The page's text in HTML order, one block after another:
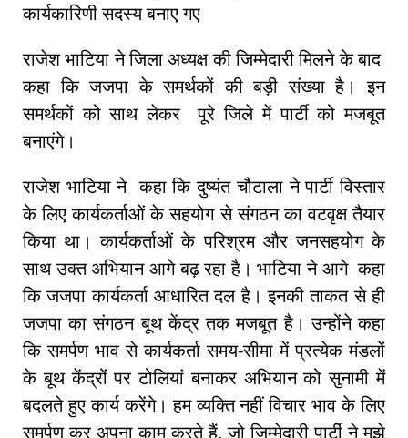
कार्यकारिणी सदस्य बनाए गए
राजेश भाटिया ने जिला अध्यक्ष की जिम्मेदारी मिलने के बाद
कहा कि जजपा के समर्थकों की बड़ी संख्या है। इन
समर्थकों को साथ लेकर पूरे जिले में पार्टी को मजबूत
बनाएंगे।
राजेश भाटिया ने कहा कि दुष्यंत चौटाला ने पार्टी विस्तार
के लिए कार्यकर्ताओं के सहयोग से संगठन का वटवृक्ष तैयार
किया था। कार्यकर्ताओं के परिश्रम और जनसहयोग के
साथ उक्त अभियान आगे बढ़ रहा है। भाटिया ने आगे कहा
कि जजपा कार्यकर्ता आधारित दल है। इनकी ताकत से ही
जजपा का संगठन बूथ केंद्र तक मजबूत है। उन्होंने कहा
कि समर्पण भाव से कार्यकर्ता समय-सीमा में प्रत्येक मंडलों
के बूथ केंद्रों पर टोलियां बनाकर अभियान को सुनामी में
बदलते हुए कार्य करेंगे। हम व्यक्ति नहीं विचार भाव के लिए
समर्पण कर अपना काम करते हैं, जो जिम्मेदारी पार्टी ने मुझे